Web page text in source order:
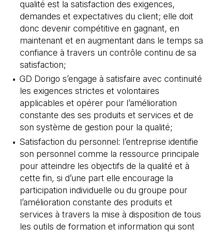
qualité est la satisfaction des exigences,
demandes et expectatives du client; elle doit
donc devenir compétitive en gagnant, en
maintenant et en augmentant dans le temps sa
confiance à travers un contrôle continu de sa
satisfaction;
GD Dorigo s’engage à satisfaire avec continuité
les exigences strictes et volontaires
applicables et opérer pour l’amélioration
constante des ses produits et services et de
son système de gestion pour la qualité;
Satisfaction du personnel: l’entreprise identifie
son personnel comme la ressource principale
pour atteindre les objectifs de la qualité et à
cette fin, si d’une part elle encourage la
participation individuelle ou du groupe pour
l’amélioration constante des produits et
services à travers la mise à disposition de tous
les outils de formation et information qui sont